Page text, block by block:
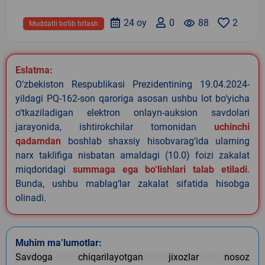
2
remove_red_eye 88
0
24 oy
Muddatli bo‘lib to‘lash
Eslatma:
O‘zbekiston Respublikasi Prezidentining 19.04.2024-
yildagi PQ-162-son qaroriga asosan ushbu lot bo‘yicha
o‘tkaziladigan elektron onlayn-auksion savdolari
jarayonida, ishtirokchilar tomonidan uchinchi
qadamdan boshlab shaxsiy hisobvarag‘ida ularning
narx taklifiga nisbatan amaldagi (10.0) foizi zakalat
miqdoridagi summaga ega bo‘lishlari talab etiladi.
Bunda, ushbu mablag‘lar zakalat sifatida hisobga
olinadi.
Muhim ma’lumotlar:
Savdoga chiqarilayotgan jixozlar nosoz